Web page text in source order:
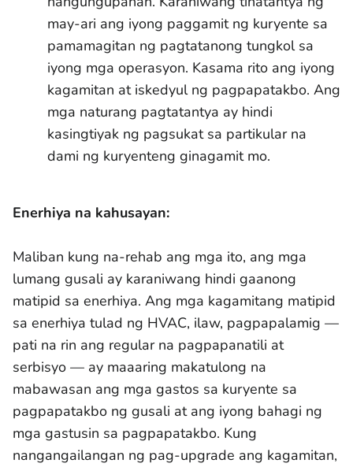
may-ari ang iyong paggamit ng kuryente sa
pamamagitan ng pagtatanong tungkol sa
iyong mga operasyon. Kasama rito ang iyong
kagamitan at iskedyul ng pagpapatakbo. Ang
mga naturang pagtatantya ay hindi
kasingtiyak ng pagsukat sa partikular na
dami ng kuryenteng ginagamit mo.
Enerhiya na kahusayan:
Maliban kung na-rehab ang mga ito, ang mga
lumang gusali ay karaniwang hindi gaanong
matipid sa enerhiya. Ang mga kagamitang matipid
sa enerhiya tulad ng HVAC, ilaw, pagpapalamig —
pati na rin ang regular na pagpapanatili at
serbisyo — ay maaaring makatulong na
mabawasan ang mga gastos sa kuryente sa
pagpapatakbo ng gusali at ang iyong bahagi ng
mga gastusin sa pagpapatakbo. Kung
nangangailangan ng pag-upgrade ang kagamitan,